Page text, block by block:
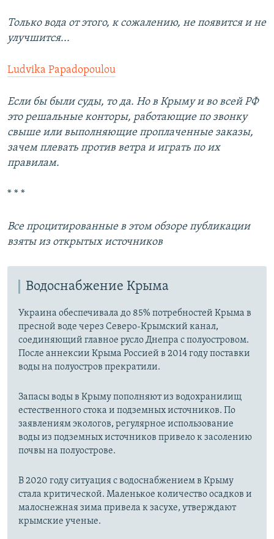
Только вода от этого, к сожалению, не появится и не
улучшится...
Ludvika Papadopoulou
Если бы были суды, то да. Но в Крыму и во всей РФ
это решальные конторы, работающие по звонку
свыше или выполняющие проплаченные заказы,
зачем плевать против ветра и играть по их
правилам.
* * *
Все процитированные в этом обзоре публикации
взяты из открытых источников
Водоснабжение Крыма
Украина обеспечивала до 85% потребностей Крыма в
пресной воде через Северо-Крымский канал,
соединяющий главное русло Днепра с полуостровом.
После аннексии Крыма Россией в 2014 году поставки
воды на полуостров прекратили.
Запасы воды в Крыму пополняют из водохранилищ
естественного стока и подземных источников. По
заявлениям экологов, регулярное использование
воды из подземных источников привело к засолению
почвы на полуострове.
В 2020 году ситуация с водоснабжением в Крыму
стала критической. Маленькое количество осадков и
малоснежная зима привела к засухе, утверждают
крымские ученые.